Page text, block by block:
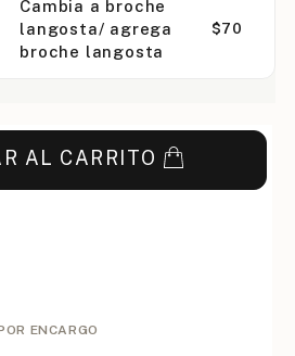
Cambia a broche
langosta/ agrega
broche langosta
$70
AL CARRITO
ENCARGO